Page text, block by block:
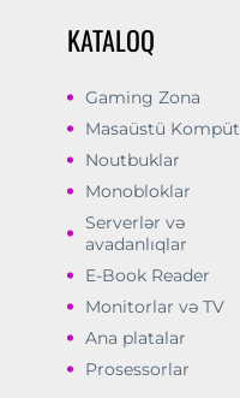
KATALOQ
Gaming Zona
Masaüstü
Noutbuklar
Monobloklar
Serverlər və
avadanlıqlar
E-Book Reader
Monitorlar və TV
Ana platalar
Prosessorlar